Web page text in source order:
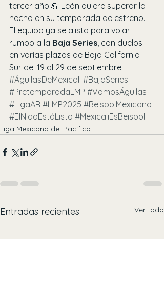
tercer año.💪 León quiere superar lo
hecho en su temporada de estreno.
El equipo ya se alista para volar
rumbo a la Baja Series, con duelos
en varias plazas de Baja California
Sur del 19 al 29 de septiembre.
#ÁguilasDeMexicali #BajaSeries
#PretemporadaLMP #VamosÁguilas
#LigaAR #LMP2025 #BeisbolMexicano
#ElNidoEstáListo #MexicaliEsBeisbol
Liga Mexicana del Pacífico
Entradas recientes Ver todo